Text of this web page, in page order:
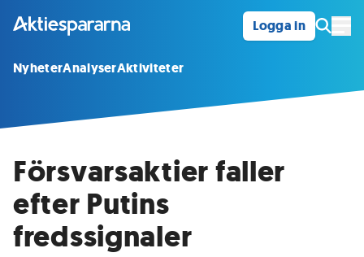
Logga in
NyheterAnalyserAktiviteter
Försvarsaktier faller
efter Putins
fredssignaler